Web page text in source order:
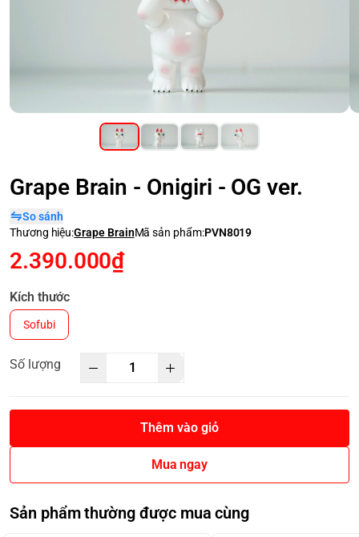
Grape Brain - Onigiri - OG ver.
So sánh
Thương hiệu:Grape BrainMã sản phẩm:PVN8019
2.390.000₫
Kích thước
Sofubi
Số lượng
Thêm vào giỏ
Mua ngay
Sản phẩm thường được mua cùng